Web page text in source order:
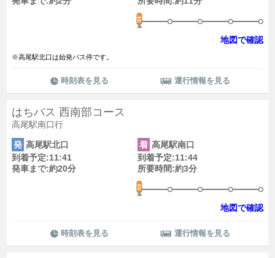
地図で確認
※高尾駅北口は始発バス停です。
時刻表を見る 運行情報を見る
はちバス 西南部コース
高尾駅南口行
発 高尾駅北口
到着予定:11:41
発車まで:約20分
着 高尾駅南口
到着予定:11:44
所要時間:約3分
地図で確認
時刻表を見る 運行情報を見る